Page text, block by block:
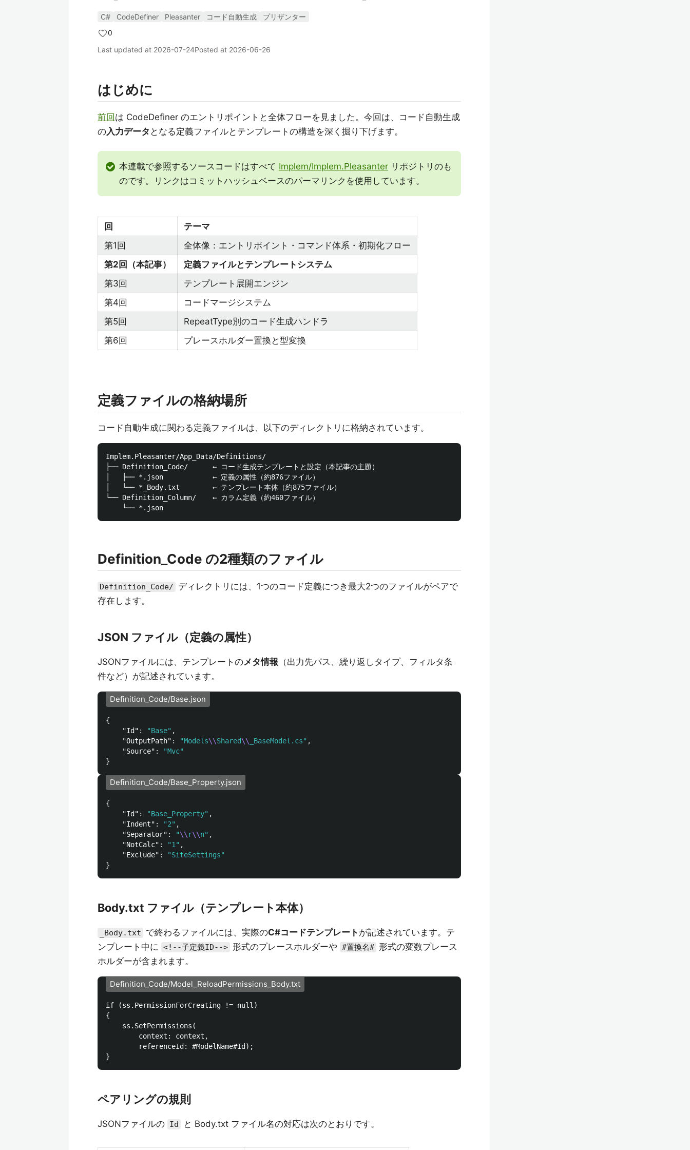
C# CodeDefiner Pleasanter コード自動生成
プリザンター
0
Last updated at 2026-07-24Posted at 2026-06-26
はじめに
前回 は CodeDefiner のエントリポイントと全体フローを見ました。今回は、コード自動生成
の入力データ となる定義ファイルとテンプレートの構造を深く掘り下げます。
本連載で参照するソースコードはすべて Implem/Implem.Pleasanter リポジトリのも
のです。リンクはコミットハッシュベースのパーマリンクを使用しています。
回
テーマ
第1回
全体像：エントリポイント・コマンド体系・初期化フロー
第2回（本記事）
定義ファイルとテンプレートシステム
第3回
テンプレート展開エンジン
第4回
コードマージシステム
第5回
RepeatType別のコード生成ハンドラ
第6回
プレースホルダー置換と型変換
定義ファイルの格納場所
コード自動生成に関わる定義ファイルは、以下のディレクトリに格納されています。
Implem.Pleasanter/App_Data/Definitions/
├── Definition_Code/      ← コード生成テンプレートと設定（本記事の主題）
│   ├── *.json            ← 定義の属性（約876ファイル）
│   └── *_Body.txt        ← テンプレート本体（約875ファイル）
└── Definition_Column/    ← カラム定義（約460ファイル）
Definition_Code の2種類のファイル
Definition_Code/
ディレクトリには、1つのコード定義につき最大2つのファイルがペアで
存在します。
JSON ファイル（定義の属性）
JSONファイルには、テンプレートのメタ情報 （出力先パス、繰り返しタイプ、フィルタ条
件など）が記述されています。
Definition_Code/Base.json
{
"Id" : "Base" ,
"OutputPath" : "Models\\Shared\\ _BaseModel.cs" ,
"Source" :
"Mvc"
}
Definition_Code/Base_Property.json
{
"Id" : "Base_Property" ,
"Indent" : "2" ,
"Separator" : "\\ r\\n" ,
"NotCalc" : "1" ,
"Exclude" :
"SiteSettings"
}
Body.txt ファイル（テンプレート本体）
_Body.txt で終わるファイルには、実際のC#コードテンプレート が記述されています。テ
ンプレート中に <!--子定義ID--> 形式のプレースホルダーや #置換名# 形式の変数プレース
ホルダーが含まれます。
Definition_Code/Model_ReloadPermissions_Body.txt
if (ss.PermissionForCreating != null)
{
    ss.SetPermissions(
        context: context,
        referenceId: #ModelName#Id);
ペアリングの規則
JSONファイルの Id と Body.txt ファイル名の対応は次のとおりです。